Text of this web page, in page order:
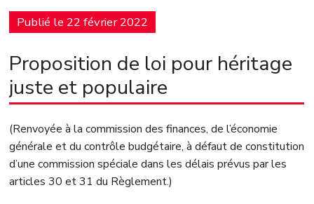
Publié le 22 février 2022
Proposition de loi pour héritage
juste et populaire
(Renvoyée à la commission des finances, de l’économie
générale et du contrôle budgétaire, à défaut de constitution
d’une commission spéciale dans les délais prévus par les
articles 30 et 31 du Règlement.)